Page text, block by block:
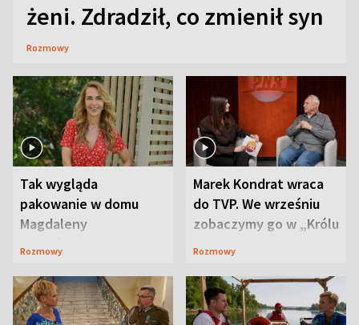
żeni. Zdradził, co zmienił syn
Rozmowy
Tak wygląda
pakowanie w domu
Magdaleny
Waligórskiej-Lisieckiej.
Rozmowy
Marek Kondrat wraca
do TVP. We wrześniu
zobaczymy go w „Królu
Maciusiu I”
Rozmowy